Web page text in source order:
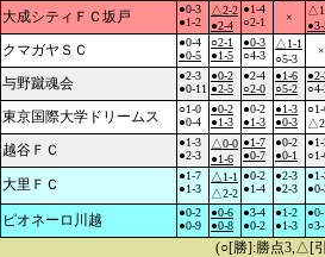
大成シティＦＣ坂戸
●0-3
●1-2
△2-2
●2-4
●1-4
○2-1
×
クマガヤＳＣ
●0-4
●0-5
○2-1
●1-5
●0-3
○4-3
△1-1
○5-3
×
与野蹴魂会
●2-3
●0-11
●0-2
●2-5
●2-4
○2-0
●1-6
○5-2
東京国際大学ドリームス
○1-0
●0-4
●0-2
●1-3
●0-2
●1-3
●1-3
●0-3
越谷ＦＣ
●1-3
●2-3
△0-0
●1-6
●1-7
●0-7
●0-2
●0-1
大里ＦＣ
●1-7
●1-3
△1-1
△2-2
●0-2
●1-4
●2-3
●2-3
ピオネーロ川越
●0-2
●0-9
●0-6
●0-8
●3-4
●0-2
●1-2
●1-3
(○[勝]:勝点3,△[